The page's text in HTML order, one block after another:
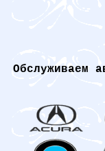
Обслуживаем